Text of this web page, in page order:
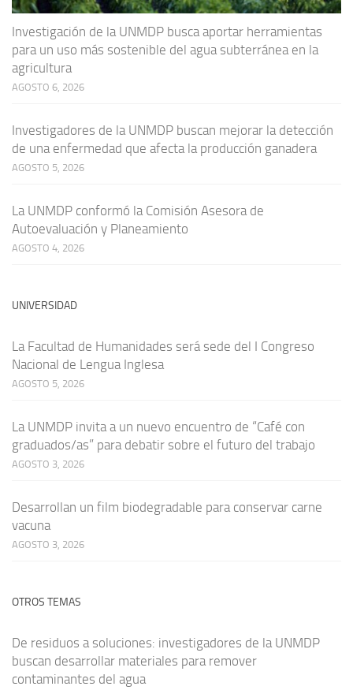
Investigación de la UNMDP busca aportar herramientas
para un uso más sostenible del agua subterránea en la
agricultura
AGOSTO 6, 2026
Investigadores de la UNMDP buscan mejorar la detección
de una enfermedad que afecta la producción ganadera
AGOSTO 5, 2026
La UNMDP conformó la Comisión Asesora de
Autoevaluación y Planeamiento
AGOSTO 4, 2026
UNIVERSIDAD
La Facultad de Humanidades será sede del I Congreso
Nacional de Lengua Inglesa
AGOSTO 5, 2026
La UNMDP invita a un nuevo encuentro de “Café con
graduados/as” para debatir sobre el futuro del trabajo
AGOSTO 3, 2026
Desarrollan un film biodegradable para conservar carne
vacuna
AGOSTO 3, 2026
OTROS TEMAS
De residuos a soluciones: investigadores de la UNMDP
buscan desarrollar materiales para remover
contaminantes del agua